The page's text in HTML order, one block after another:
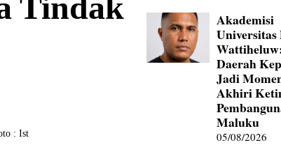
: Ist
Akademisi
Daerah
Jadi
Akhiri
Maluku
05/08/2026